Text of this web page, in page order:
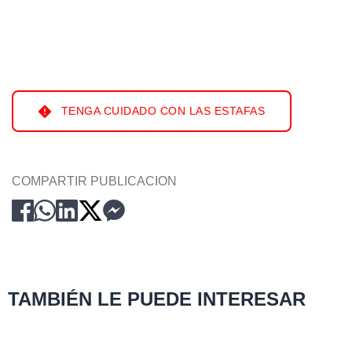
TENGA CUIDADO CON LAS ESTAFAS
COMPARTIR PUBLICACION
TAMBIÉN LE PUEDE INTERESAR